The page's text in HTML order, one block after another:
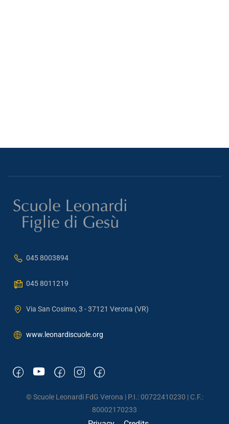
045 8003894
045 8011219
Via San Cosimo, 3 - 37121 Verona (VR)
www.leonardiscuole.org
© Scuole Leonardi FdG Verona | P.I.: 00722410230 | C.F.:
80002170233